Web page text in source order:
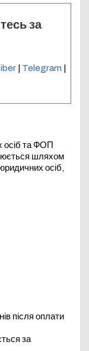
за
Telegram
осіб та ФОП
шляхом
осіб,
після оплати
за